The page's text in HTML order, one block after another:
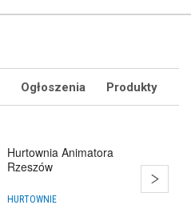
Ogłoszenia Produkty
Hurtownia Animatora
Rzeszów
HURTOWNIE